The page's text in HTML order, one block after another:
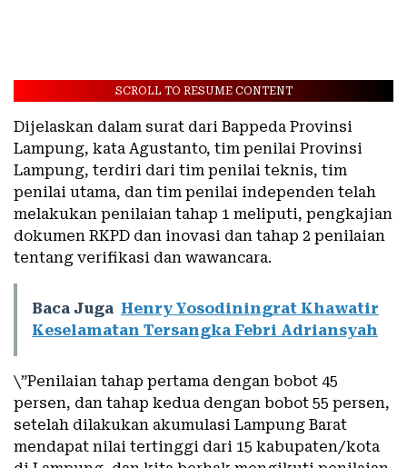
SCROLL TO RESUME CONTENT
Dijelaskan dalam surat dari Bappeda Provinsi
Lampung, kata Agustanto, tim penilai Provinsi
Lampung, terdiri dari tim penilai teknis, tim
penilai utama, dan tim penilai independen telah
melakukan penilaian tahap 1 meliputi, pengkajian
dokumen RKPD dan inovasi dan tahap 2 penilaian
tentang verifikasi dan wawancara.
Baca Juga Henry Yosodiningrat Khawatir
Keselamatan Tersangka Febri Adriansyah
\”Penilaian tahap pertama dengan bobot 45
persen, dan tahap kedua dengan bobot 55 persen,
setelah dilakukan akumulasi Lampung Barat
mendapat nilai tertinggi dari 15 kabupaten/kota